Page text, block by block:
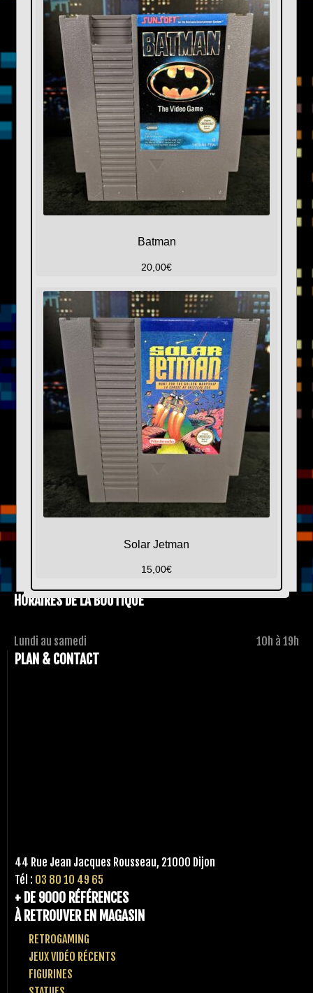
Batman
20,00€
Solar Jetman
15,00€
HORAIRES DE LA BOUTIQUE
Lundi au samedi 10h à 19h
PLAN & CONTACT
44 Rue Jean Jacques Rousseau, 21000 Dijon
Tél : 03 80 10 49 65
+ DE 9000 RÉFÉRENCES
À RETROUVER EN MAGASIN
RETROGAMING
JEUX VIDÉO RÉCENTS
FIGURINES